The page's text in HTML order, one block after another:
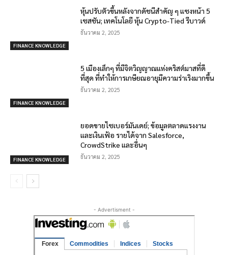
FINANCE KNOWLEDGE
หุ้นปรับตัวขึ้นหลังจากดัชนีสำคัญ ๆ แซงหน้า 5
เซสชัน; เทคโนโลยี หุ้น Crypto-Tied รีบาวด์
ธันวาคม 2, 2025
FINANCE KNOWLEDGE
5 เมืองเล็กๆ ที่มีจิตวิญญาณแห่งคริสต์มาสที่ดี
ที่สุด ที่ทำให้การเกษียณอายุมีความร่าเริงมากขึ้น
ธันวาคม 2, 2025
FINANCE KNOWLEDGE
ยอดขายไซเบอร์มันเดย์; ข้อมูลตลาดแรงงาน
และเงินเฟ้อ รายได้จาก Salesforce,
CrowdStrike และอื่นๆ
ธันวาคม 2, 2025
- Advertisment -